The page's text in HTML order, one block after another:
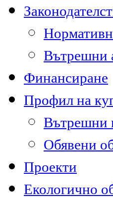
Вътрешни
Финансиране
Профил на
Вътрешни
Обявени
Проекти
Екологично